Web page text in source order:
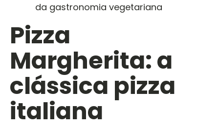
da gastronomia vegetariana
Pizza
Margherita: a
clássica pizza
italiana